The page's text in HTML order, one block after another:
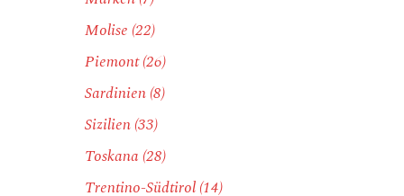
Molise (22)
Piemont(26)
Sardinien(8)
Sizilien(33)
Toskana (28)
Trentino-Südtirol(14)